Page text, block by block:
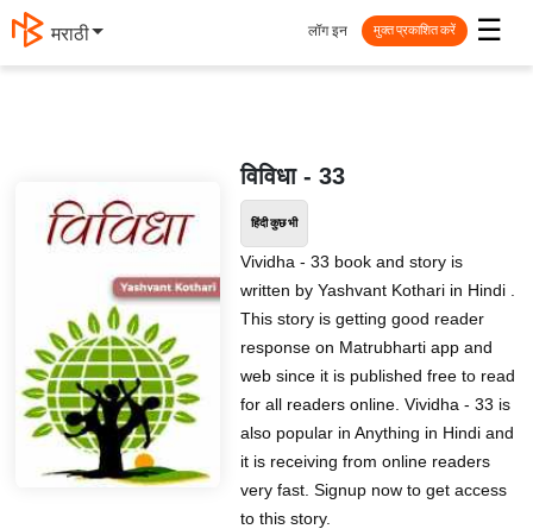
मराठी ☰
लॉग इन मुक्त प्रकाशित करें
विविधा - 33
हिंदी कुछ भी
Vividha - 33 book and story is
written by Yashvant Kothari in Hindi .
This story is getting good reader
response on Matrubharti app and
web since it is published free to read
for all readers online. Vividha - 33 is
also popular in Anything in Hindi and
it is receiving from online readers
very fast. Signup now to get access
to this story.